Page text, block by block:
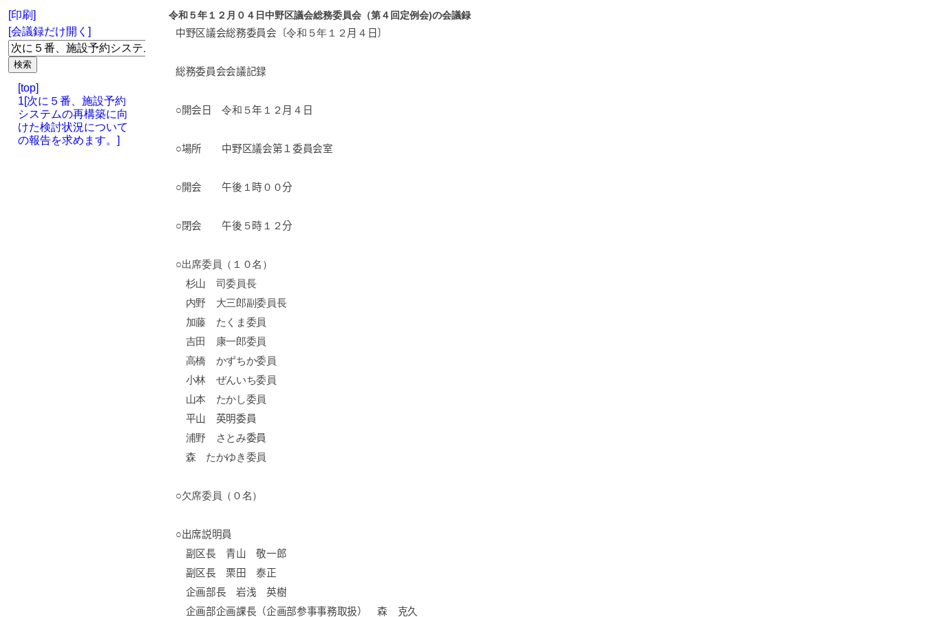
[印刷]
[会議録だけ開く]
[top]
1[次に５番、施設予約
システムの再構築に向
けた検討状況について
の報告を求めます。]
令和５年１２月０４日中野区議会総務委員会（第４回定例会)の会議録
中野区議会総務委員会〔令和５年１２ 月 ４ 日〕
総務委員会会議記録
○開会日令和５年 １２ 月 ４ 日
○場所 中野区議会第１委員会室
○開会 午後 １ 時 ００分
○閉会 午後 ５ 時 １２分
○出席委員（１０名）
杉山 司委員長
内野 大三郎副委員長
加藤 たくま委員
吉田 康一郎委員
高橋 かずちか委員
小林 ぜんいち委員
山本 たかし委員
平山 英明委員
浦野
さとみ委員
森 たかゆき委員
○欠席委員（０名）
○出席説明員
副区長 青山 敬一郎
副区長 栗田 泰正
企画部長 岩浅 英樹
企画部企画課長（企画部参事事務取扱） 森 克久